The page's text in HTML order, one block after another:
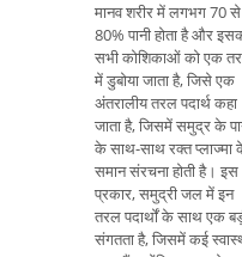
मानव शरीर में लगभग 70 से
80% पानी होता है और
सभी कोशिकाओं को एक
में डुबोया जाता है, जिसे एक
अंतरालीय तरल पदार्थ कहा
जाता है, जिसमें समुद्र के
के साथ-साथ रक्त प्लाज्मा
समान संरचना होती है। इस
प्रकार, समुद्री जल में इन
तरल पदार्थों के साथ एक
संगतता है, जिसमें कई